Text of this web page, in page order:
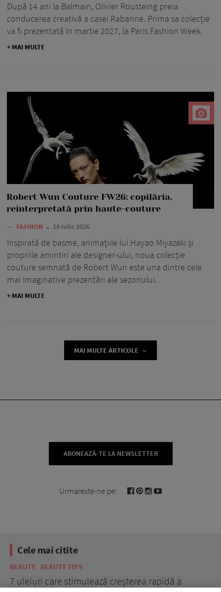
După 14 ani la Balmain, Olivier Rousteing preia
conducerea creativă a casei Rabanne. Prima sa colecție
va fi prezentată în martie 2027, la Paris Fashion Week.
+ MAI MULTE
Robert Wun Couture FW26: copilăria,
reinterpretată prin haute-couture
— FASHION 18 iulie 2026
Inspirată de basme, animațiile lui Hayao Miyazaki și
propriile amintiri ale designer-ului, noua colecție
couture semnată de Robert Wun este una dintre cele
mai imaginative prezentări ale sezonului.
+ MAI MULTE
MAI MULTE ARTICOLE
ABONEAZĂ-TE LA NEWSLETTER
Urmareste-ne pe:
Cele mai citite
BEAUTY BEAUTY TIPS
7 uleiuri care stimulează creșterea rapidă a